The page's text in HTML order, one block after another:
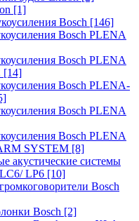
[1]
Bosch [146]
Bosch PLENA
Bosch PLENA
[14]
Bosch PLENA-
Bosch PLENA
Bosch PLENA
SYSTEM [8]
акустические системы
LP6 [10]
Bosch
Bosch [2]